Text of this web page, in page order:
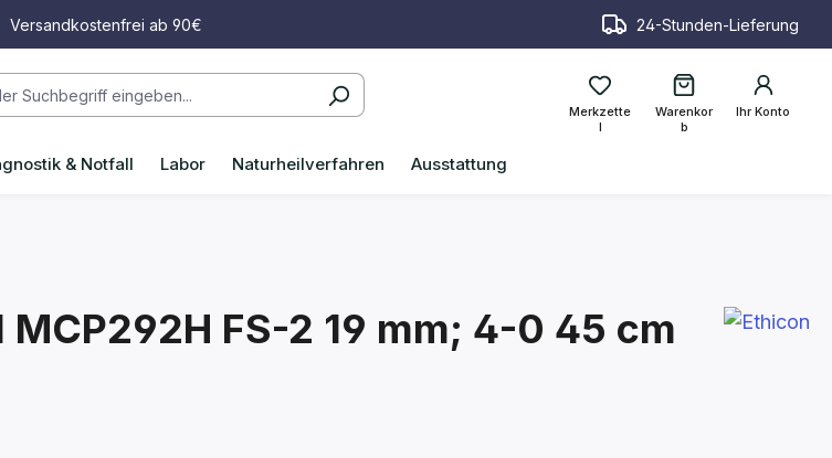
Versandkostenfrei ab 90€ 24-Stunden-Lieferung
Merkzette
l
Ihr Konto
Warenkor
b
& Notfall Labor Naturheilverfahren Ausstattung
FS-2 19 mm; 4-0 45 cm